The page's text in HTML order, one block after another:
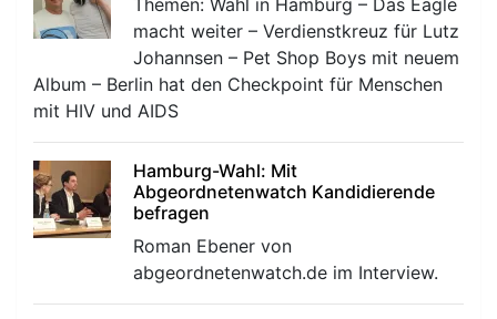
macht weiter – Verdienstkreuz für Lutz
Johannsen – Pet Shop Boys mit neuem
Album – Berlin hat den Checkpoint für Menschen
mit HIV und AIDS
Hamburg-Wahl: Mit
Abgeordnetenwatch Kandidierende
befragen
Roman Ebener von
abgeordnetenwatch.de im Interview.